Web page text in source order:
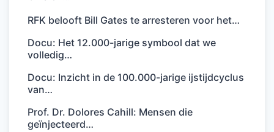
RFK belooft Bill Gates te arresteren voor het…
Docu: Het 12.000-jarige symbool dat we
volledig…
Docu: Inzicht in de 100.000-jarige ijstijdcyclus
van…
Prof. Dr. Dolores Cahill: Mensen die
geïnjecteerd…